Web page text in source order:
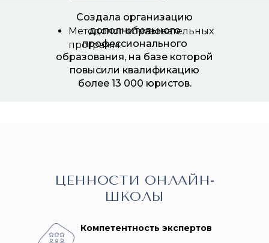
Методолог образовательных
программ.
Создала организацию
дополнительного
профессионального
образования, на базе которой
повысили квалификацию
более 13 000 юристов.
Компетентность экспертов
ЦЕННОСТИ ОНЛАЙН-
ШКОЛЫ